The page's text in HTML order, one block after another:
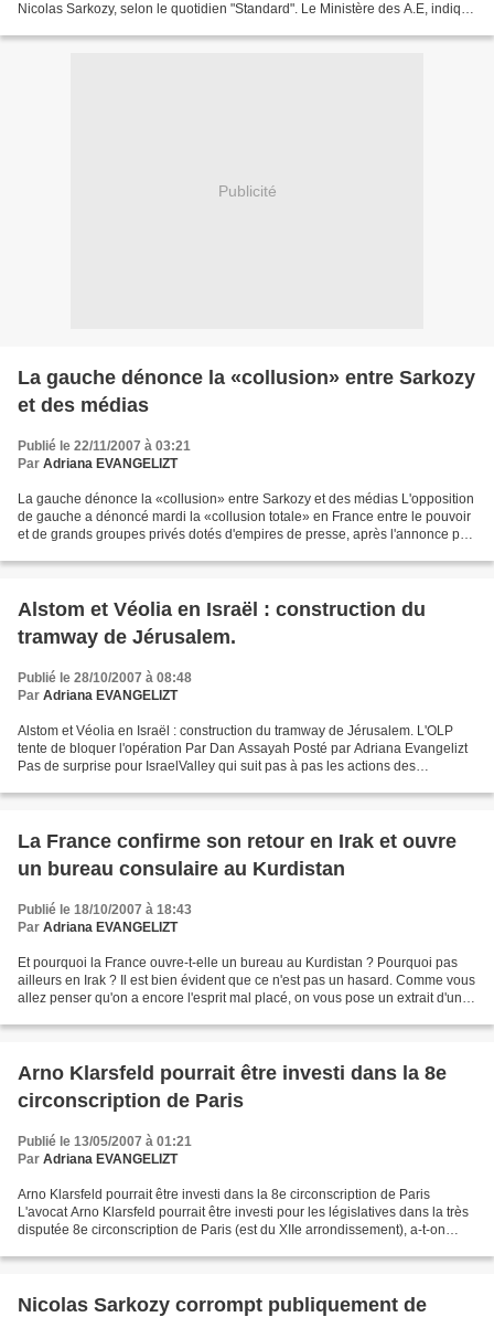
Nicolas Sarkozy, selon le quotidien "Standard". Le Ministère des A.E, indique
Publicité
La gauche dénonce la «collusion» entre Sarkozy
et des médias
Publié le 22/11/2007 à 03:21
Par Adriana EVANGELIZT
La gauche dénonce la «collusion» entre Sarkozy et des médias L'opposition
de gauche a dénoncé mardi la «collusion totale» en France entre le pouvoir
et de grands groupes privés dotés d'empires de presse, après l'annonce par
Alstom et Véolia en Israël : construction du
tramway de Jérusalem.
Publié le 28/10/2007 à 08:48
Par Adriana EVANGELIZT
Alstom et Véolia en Israël : construction du tramway de Jérusalem. L'OLP
tente de bloquer l'opération Par Dan Assayah Posté par Adriana Evangelizt
Pas de surprise pour IsraelValley qui suit pas à pas les actions des
La France confirme son retour en Irak et ouvre
un bureau consulaire au Kurdistan
Publié le 18/10/2007 à 18:43
Par Adriana EVANGELIZT
Et pourquoi la France ouvre-t-elle un bureau au Kurdistan ? Pourquoi pas
ailleurs en Irak ? Il est bien évident que ce n'est pas un hasard. Comme vous
allez penser qu'on a encore l'esprit mal placé, on vous pose un extrait d'un
Arno Klarsfeld pourrait être investi dans la 8e
circonscription de Paris
Publié le 13/05/2007 à 01:21
Par Adriana EVANGELIZT
Arno Klarsfeld pourrait être investi dans la 8e circonscription de Paris
L'avocat Arno Klarsfeld pourrait être investi pour les législatives dans la très
disputée 8e circonscription de Paris (est du XIIe arrondissement), a-t-on
Nicolas Sarkozy corrompt publiquement de